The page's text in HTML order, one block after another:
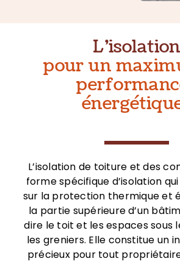
L’isolation
pour un
L’isolation de toiture et des
forme spécifique d’isolation
sur la protection thermique et
la partie supérieure d’un
dire le toit et les espaces sous
les greniers. Elle constitue un
précieux pour tout